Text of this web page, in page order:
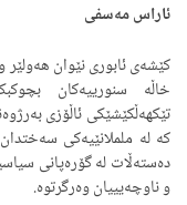
ئاراس مەسفی
کێشەی ئابوری نێوان
خاڵە سنورییەکان
تێکهەڵکێشێکی ئاڵۆزی
کە لە ململانێیەکی
دەستەڵات لە گۆرەپانی
و ناوچەیییان وەرگرتوە.